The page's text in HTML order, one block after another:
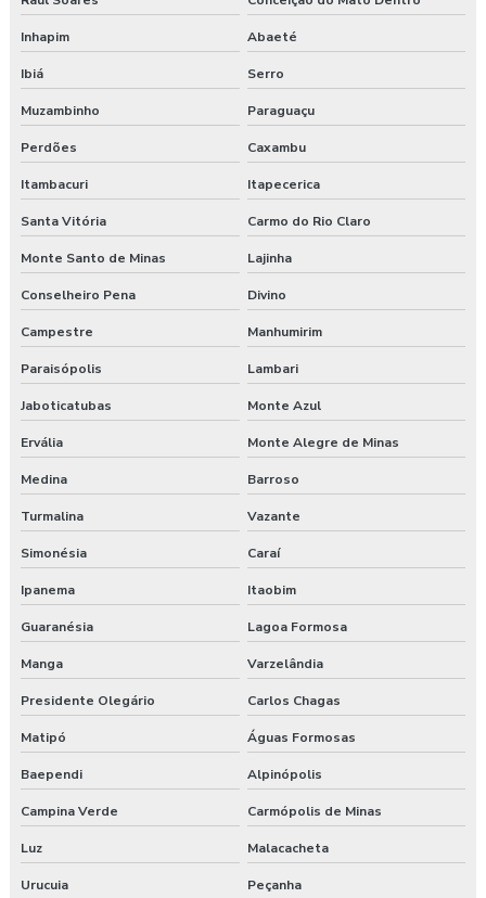
Treinamento de integração nr 31
Treinamento nr 31
Treinamento nr 5
Treinamento nr 6
Treinamento online nr 10 Segurança Eletricidade
Treinamento online nr 12 Máquinas e Equipamentos
Treinamento online nr 33 Espaço Confinado
Treinamento online nr 35 Segurança Trabalho em Altura
Treinamento saúde e segurança do trabalho
Treinamento segurança do trabalho
Treinamento de segurança do trabalho na construção civil
Valor para elaboração de pgr
Inhapim Abaeté
Ibiá Serro
Muzambinho Paraguaçu
Perdões Caxambu
Itambacuri Itapecerica
Santa Vitória Carmo do Rio Claro
Monte Santo de Minas Lajinha
Conselheiro Pena Divino
Campestre Manhumirim
Paraisópolis Lambari
Jaboticatubas Monte Azul
Ervália Monte Alegre de Minas
Medina Barroso
Turmalina Vazante
Simonésia Caraí
Ipanema Itaobim
Guaranésia Lagoa Formosa
Manga Varzelândia
Presidente Olegário Carlos Chagas
Matipó Águas Formosas
Baependi Alpinópolis
Campina Verde Carmópolis de Minas
Luz Malacacheta
Urucuia Peçanha